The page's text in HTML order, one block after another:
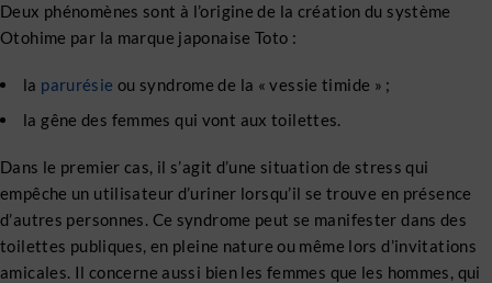
Deux phénomènes sont à l’origine de la création du système
Otohime par la marque japonaise Toto :
la parurésie ou syndrome de la « vessie timide » ;
la gêne des femmes qui vont aux toilettes.
Dans le premier cas, il s’agit d’une situation de stress qui
empêche un utilisateur d’uriner lorsqu’il se trouve en présence
d’autres personnes. Ce syndrome peut se manifester dans des
toilettes publiques, en pleine nature ou même lors d’invitations
amicales. Il concerne aussi bien les femmes que les hommes, qui